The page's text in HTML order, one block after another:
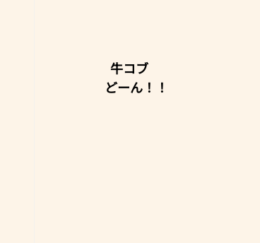
牛コブ
どーん！！